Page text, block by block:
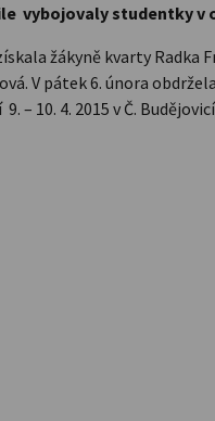
vybojovaly studentky v
žákyně kvarty Radka
V pátek 6. února
9. – 10. 4. 2015 v Č.